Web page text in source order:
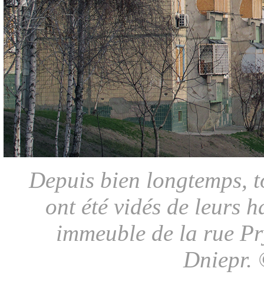
Depuis bien longtemps,
ont été vidés de leurs
immeuble de la rue
Dniepr.